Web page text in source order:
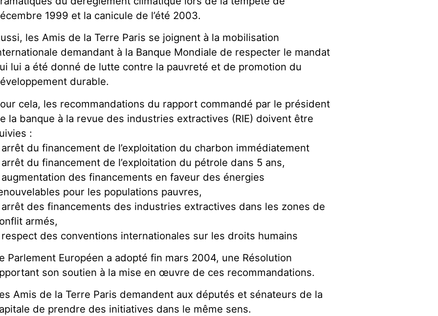
1999 et la canicule de l’été 2003.
les Amis de la Terre Paris se joignent à la mobilisation
demandant à la Banque Mondiale de respecter le mandat
lui a été donné de lutte contre la pauvreté et de promotion du
durable.
cela, les recommandations du rapport commandé par le président
la banque à la revue des industries extractives (RIE) doivent être
:
arrêt du financement de l’exploitation du charbon immédiatement
arrêt du financement de l’exploitation du pétrole dans 5 ans,
augmentation des financements en faveur des énergies
pour les populations pauvres,
arrêt des financements des industries extractives dans les zones de
armés,
respect des conventions internationales sur les droits humains
Parlement Européen a adopté fin mars 2004, une Résolution
son soutien à la mise en œuvre de ces recommandations.
Amis de la Terre Paris demandent aux députés et sénateurs de la
de prendre des initiatives dans le même sens.